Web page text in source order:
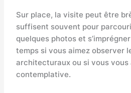
Sur place, la visite peut être
suffisent souvent pour
quelques photos et
temps si vous aimez observer
architecturaux ou si vous vous
contemplative.